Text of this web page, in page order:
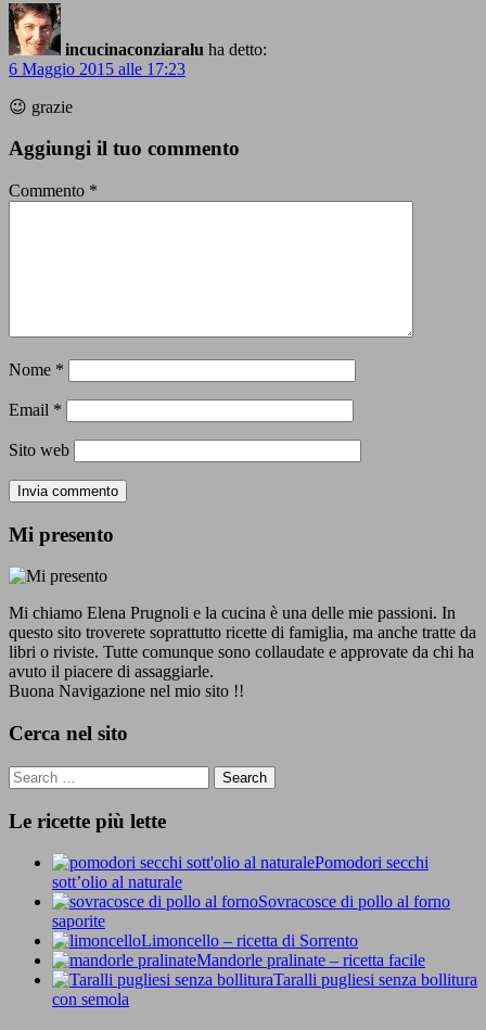
incucinaconziaralu ha detto:
6 Maggio 2015 alle 17:23
😉 grazie
Aggiungi il tuo commento
Commento *
Nome *
Email *
Sito web
Mi presento
Mi chiamo Elena Prugnoli e la cucina è una delle mie passioni. In
questo sito troverete soprattutto ricette di famiglia, ma anche tratte da
libri o riviste. Tutte comunque sono collaudate e approvate da chi ha
avuto il piacere di assaggiarle.
Buona Navigazione nel mio sito !!
Cerca nel sito
Le ricette più lette
Pomodori secchi
sott’olio al naturale
Sovracosce di pollo al forno
saporite
Limoncello – ricetta di Sorrento
Mandorle pralinate – ricetta facile
Taralli pugliesi senza bollitura
con semola